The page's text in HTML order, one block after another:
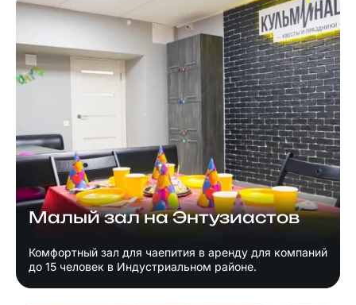
Малый зал на Энтузиастов
Комфортный зал для чаепития в аренду для компаний
до 15 человек в Индустриальном районе.